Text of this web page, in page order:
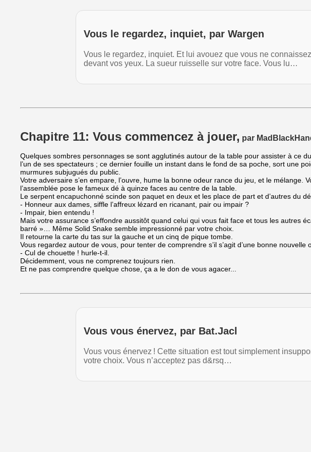
Vous le regardez, inquiet, par Wargen
Vous le regardez, inquiet. Et lui avouez que vous ne
devant vos yeux. La sueur ruisselle sur votre face. Vous lu…
Chapitre 11: Vous commencez à jouer, par
Quelques sombres personnages se sont agglutinés autour de la table pour assister à ce
l’un de ses spectateurs ; ce dernier fouille un instant dans le fond de sa poche, sort une
murmures subjugués du public.
Votre adversaire s’en empare, l’ouvre, hume la bonne odeur rance du jeu, et le
l’assemblée pose le fameux dé à quinze faces au centre de la table.
Le serpent encapuchonné scinde son paquet en deux et les place de part et d’autres du
- Honneur aux dames, siffle l’affreux lézard en ricanant, pair ou impair ?
- Impair, bien entendu !
Mais votre assurance s’effondre aussitôt quand celui qui vous fait face et tous les autres
barré »… Même Solid Snake semble impressionné par votre choix.
Il retourne la carte du tas sur la gauche et un cinq de pique tombe.
Vous regardez autour de vous, pour tenter de comprendre s’il s’agit d’une bonne
- Cul de chouette ! hurle-t-il.
Décidemment, vous ne comprenez toujours rien.
Et ne pas comprendre quelque chose, ça a le don de vous agacer...
Vous vous énervez, par Bat.Jacl
Vous vous énervez ! Cette situation est tout simplement
votre choix. Vous n’acceptez pas d&rsq…